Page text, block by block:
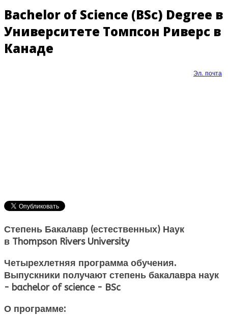
Bachelor of Science (BSc) Degree в
Университете Томпсон Риверс в
Канаде
Эл. почта
Степень Бакалавр (естественных) Наук
в Thompson Rivers University
Четырехлетняя программа обучения.
Выпускники получают степень бакалавра наук
- bachelor of science - BSc
О программе: